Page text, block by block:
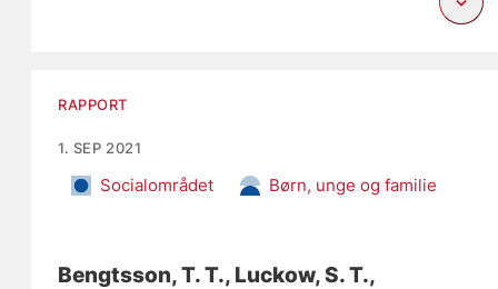
RAPPORT
1. SEP 2021
Socialområdet Børn, unge og familie
Bengtsson, T. T., Luckow, S. T.,